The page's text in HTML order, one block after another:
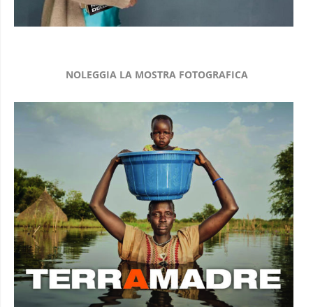
NOLEGGIA LA MOSTRA FOTOGRAFICA